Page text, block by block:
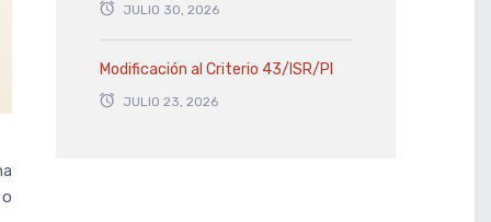
JULIO 30, 2026
Modificación al Criterio 43/ISR/PI
JULIO 23, 2026